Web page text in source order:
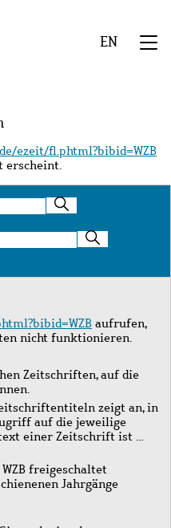
EN
ezeit/fl.phtml?bibid=WZB
erscheint.
aufrufen,
nicht funktionieren.
Zeitschriften, auf die
zeigt an, in
auf die jeweilige
einer Zeitschrift ist …
freigeschaltet
Jahrgänge